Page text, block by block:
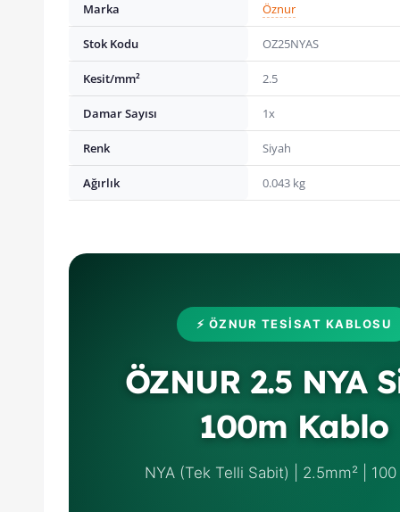
Marka Öznur
Stok Kodu OZ25NYAS
Kesit/mm² 2.5
Damar Sayısı 1x
Renk Siyah
Ağırlık 0.043 kg
⚡ ÖZNUR TESISAT KABLOSU
ÖZNUR 2.5 NYA
100m Kablo
NYA (Tek Telli Sabit) | 2.5mm² |